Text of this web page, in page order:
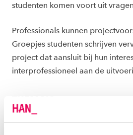
studenten komen voort uit
Professionals kunnen
Groepjes studenten schrijven
project dat aansluit bij hun
interprofessioneel aan de
THEMA'S
Multidisciplinaire